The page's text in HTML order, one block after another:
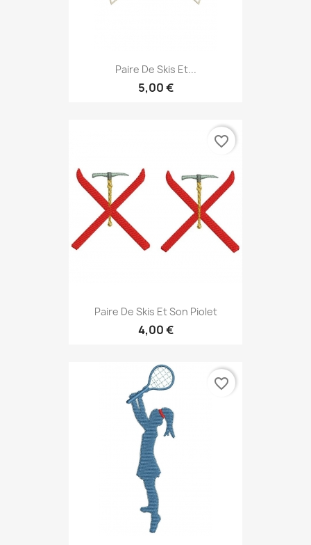
Paire De Skis Et...
5,00 €
Paire De Skis Et Son Piolet
4,00 €
favorite_border
favorite_border